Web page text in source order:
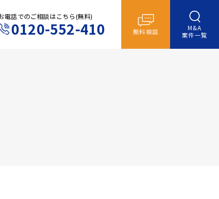
電話でのご相談はこちら(無料)
0120-552-410 無料相談
M&A
案件一覧